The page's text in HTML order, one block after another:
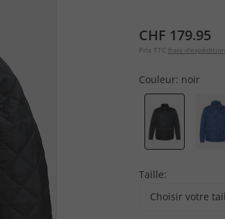
CHF 179.95
Prix TTC frais d'expédition
Couleur: noir
Taille:
Choisir votre